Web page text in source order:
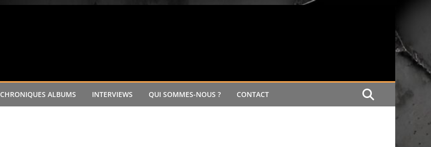
CHRONIQUES ALBUMS INTERVIEWS QUI SOMMES-NOUS ? CONTACT